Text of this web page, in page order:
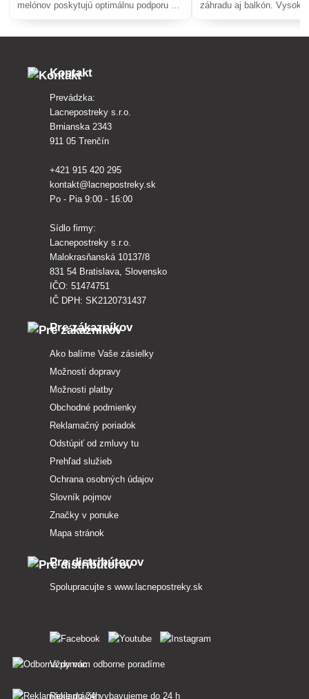
melónov poskytujú optimálnu podporu pre
záhradu aj balkón.
Kontakt
Prevádzka:
Lacnepostreky s.r.o.
Brnianska 2343
911 05 Trenčín
+421 915 420 295
kontakt@lacnepostreky.sk
Po - Pia 9:00 - 16:00
Sídlo firmy:
Lacnepostreky s.r.o.
Malokrasňanská 10137/8
831 54 Bratislava, Slovensko
IČO: 51474751
IČ DPH: SK2120731437
Pre zákazníkov
Ako balíme Vaše zásielky
Možnosti dopravy
Možnosti platby
Obchodné podmienky
Reklamačný poriadok
Odstúpiť od zmluvy tu
Prehľad služieb
Ochrana osobných údajov
Slovník pojmov
Značky v ponuke
Mapa stránok
Pre distribútorov
Spolupracujte s www.lacnepostreky.sk
Vždy vám odborne poradíme
Reklamácie vybavujeme do 24 h